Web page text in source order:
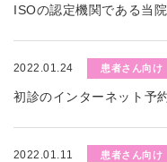
ISOの認定機関である当
2022.01.24 患者さん向け
初診のインターネット予
2022.01.11 患者さん向け